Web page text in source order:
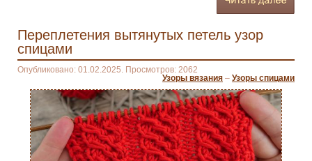
Переплетения вытянутых петель узор
спицами
Опубликовано: 01.02.2025. Просмотров: 2062
Узоры вязания – Узоры спицами